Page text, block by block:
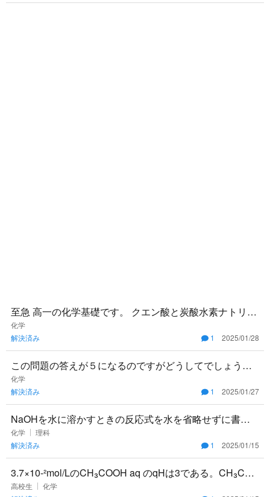
至急 高一の化学基礎です。 クエン酸と炭酸水素ナトリウ
ム、ショ糖、レモン果汁を使って瓶ラムネを作る実験で
す。 クエン酸3
化学
解決済み
1 2025/01/28
この問題の答えが５になるのですがどうしてでしょう
か。
化学
解決済み
1 2025/01/27
NaOHを水に溶かすときの反応式を水を省略せずに書く
とどうなりますか？ $$\ce{HCl + H2O→Cl- +H3O
化学
理科
解決済み
1 2025/01/15
3.7×10-²mol/LのCH₃COOH aq のqHは3である。CH₃COO
Hの電離度を求めよ。
高校生
化学